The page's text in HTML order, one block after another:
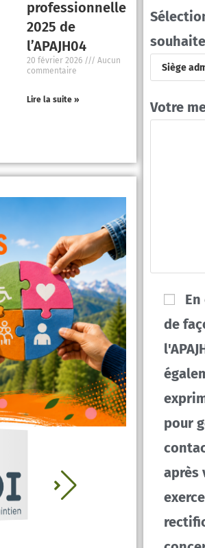
professionnelle
2025 de
l’APAJH04
20 février 2026
Aucun
commentaire
Lire la suite » Votre
de
pour
après